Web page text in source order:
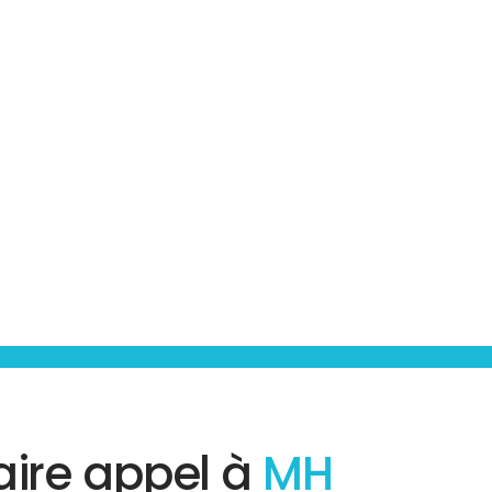
appel à MH